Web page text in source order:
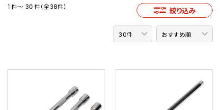
1 件～ 30 件（全38件） 絞り込み